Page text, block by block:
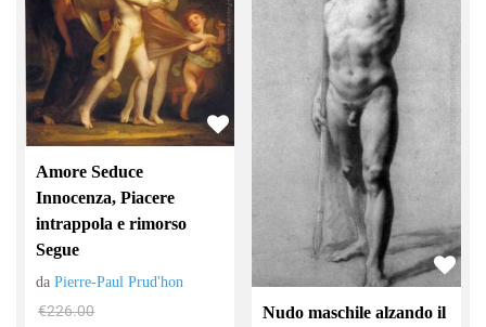
Amore Seduce
Innocenza, Piacere
intrappola e rimorso
Segue
daPierre-Paul Prud'hon
€226.00
Nudo maschile alzando il